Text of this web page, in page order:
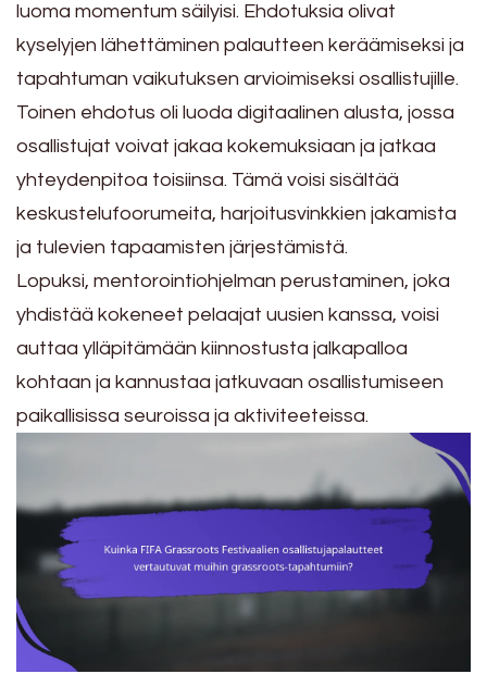
luoma momentum säilyisi. Ehdotuksia olivat
kyselyjen lähettäminen palautteen keräämiseksi ja
tapahtuman vaikutuksen arvioimiseksi osallistujille.
Toinen ehdotus oli luoda digitaalinen alusta, jossa
osallistujat voivat jakaa kokemuksiaan ja jatkaa
yhteydenpitoa toisiinsa. Tämä voisi sisältää
keskustelufoorumeita, harjoitusvinkkien jakamista
ja tulevien tapaamisten järjestämistä.
Lopuksi, mentorointiohjelman perustaminen, joka
yhdistää kokeneet pelaajat uusien kanssa, voisi
auttaa ylläpitämään kiinnostusta jalkapalloa
kohtaan ja kannustaa jatkuvaan osallistumiseen
paikallisissa seuroissa ja aktiviteeteissa.